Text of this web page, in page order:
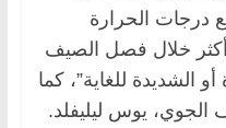
درجات الحرارة
خلال فصل الصيف
الشديدة للغاية”، كما
الجوي، يوس ليليفلد.